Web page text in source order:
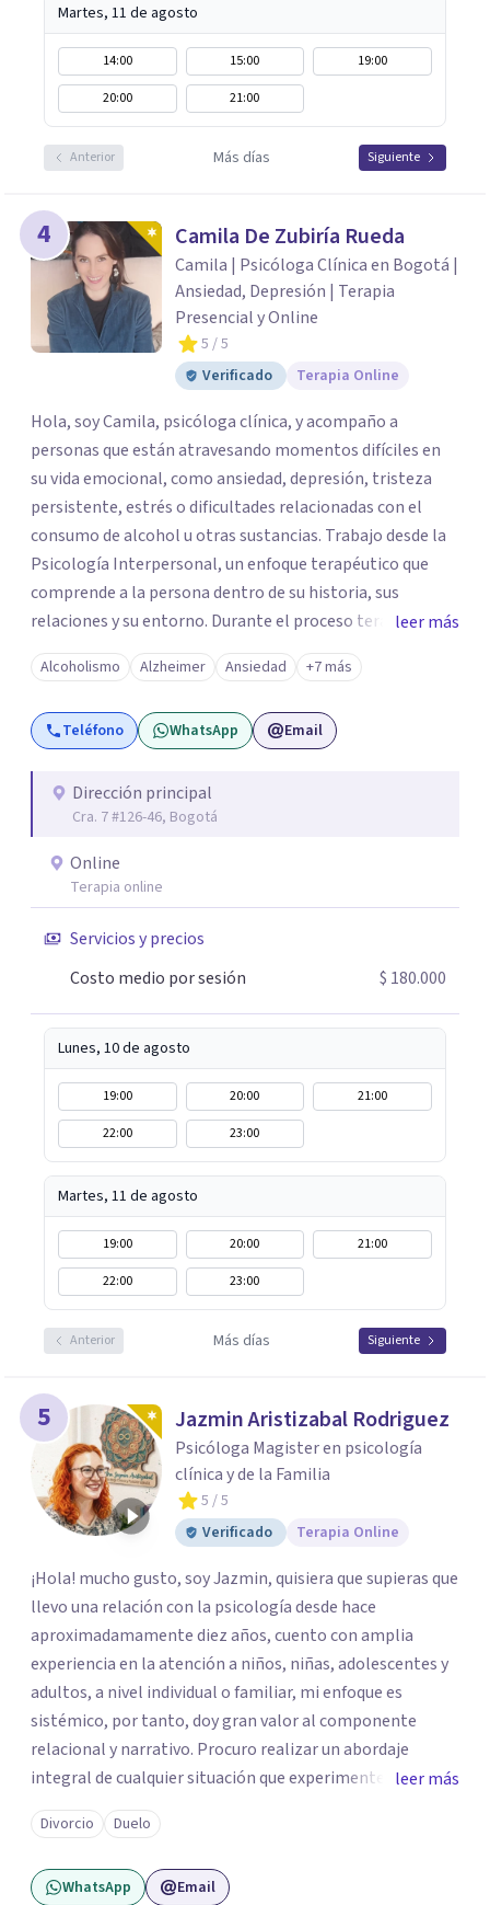
Martes, 11 de agosto
14:00 15:00
19:00
20:00
21:00
Anterior Más días Siguiente
4 Camila De Zubiría Rueda
Camila | Psicóloga Clínica en Bogotá |
Ansiedad, Depresión | Terapia
Presencial y Online
5 / 5
Verificado
Terapia Online
Hola, soy Camila, psicóloga clínica, y acompaño a
personas que están atravesando momentos difíciles en
su vida emocional, como ansiedad, depresión, tristeza
persistente, estrés o dificultades relacionadas con el
consumo de alcohol u otras sustancias. Trabajo desde la
Psicología Interpersonal, un enfoque terapéutico que
comprende a la persona dentro de su historia, sus
relaciones y su entorno. Durante el proceso terapéutico
exploramos cómo tus experiencias pasadas, tus vínculos
y tu contexto actual influyen en tu bienestar emocional,
con el objetivo de generar cambios significativos y
duraderos en tu vida. Mi propósito como psicóloga es
puedas sentirte escuchado(a). En terapia trabajaremos
juntos para identificar tus recursos personales, fortalecer
maneras de afrontar aquello que hoy te genera malestar.
Atiendo presencial en Bogotá y también terapia online,
adaptándome a tus necesidades. Si sientes que es
comprender mejor lo que estás viviendo, estaré
encantada de acompañarte en este camino hacia tu
bienestar emocional.
leer más
Alcoholismo Alzheimer Ansiedad +7 más
Teléfono WhatsApp Email
Dirección principal
Cra. 7 #126-46, Bogotá
Online
Terapia online
Servicios y precios
Costo medio por sesión
$ 180.000
Lunes, 10 de agosto
19:00 20:00
21:00
22:00
23:00
Martes, 11 de agosto
19:00 20:00
21:00
22:00
23:00
Anterior Más días Siguiente
5 Jazmin Aristizabal Rodriguez
Psicóloga Magister en psicología
clínica y de la Familia
5 / 5
Verificado
Terapia Online
¡Hola! mucho gusto, soy Jazmin, quisiera que supieras que
llevo una relación con la psicología desde hace
aproximadamamente diez años, cuento con amplia
experiencia en la atención a niños, niñas, adolescentes y
adultos, a nivel individual o familiar, mi enfoque es
sistémico, por tanto, doy gran valor al componente
relacional y narrativo. Procuro realizar un abordaje
integral de cualquier situación que experimenten mis
consultantes y así lograr una comprensión que favorezca
procesos de aprendizaje significativo y potencializar así
la movilización de recursos en pro de la solución y el
bienestar.
leer más
Divorcio Duelo
WhatsApp Email